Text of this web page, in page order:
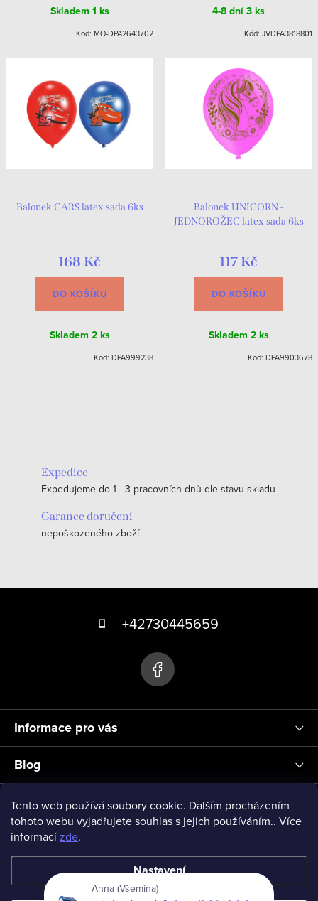
Tento web používá soubory cookie. Dalším procházením
tohoto webu vyjadřujete souhlas s jejich používáním.. Více
informacízde.
Nastavení
Skladem 1 ks
Kód: MO-DPA2643702
4-8 dní3 ks
Kód: JVDPA3818801
Balonek CARS latex sada 6ks
168 Kč
DO KOŠÍKU
Skladem 2 ks
Kód: DPA999238
Balonek UNICORN -
JEDNOROŽEC latex sada 6ks
117 Kč
DO KOŠÍKU
Skladem 2 ks
Kód: DPA9903678
Expedice
Expedujeme do 1 - 3 pracovních dnů dle stavu skladu
Garance doručení
nepoškozeného zboží
í
+42730445659
Informace pro vás
Blog
Přihlášení
Anna (Všemina)